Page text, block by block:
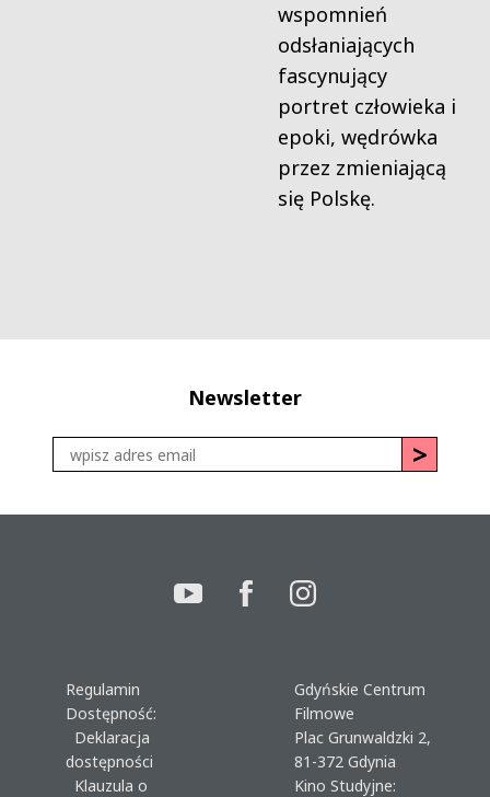
wspomnień
odsłaniających
fascynujący
portret człowieka i
epoki, wędrówka
przez zmieniającą
się Polskę.
Newsletter
Regulamin
Dostępność:
Deklaracja
dostępności
Klauzula o
Gdyńskie Centrum
Filmowe
Plac Grunwaldzki 2,
81-372 Gdynia
Kino Studyjne: